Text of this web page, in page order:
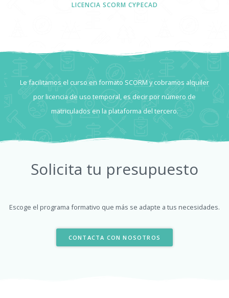
LICENCIA SCORM CYPECAD
Le facilitamos el curso en formato SCORM y cobramos alquiler
por licencia de uso temporal, es decir por número de
matriculados en la plataforma del tercero.
Solicita tu presupuesto
Escoge el programa formativo que más se adapte a tus necesidades.
CONTACTA CON NOSOTROS